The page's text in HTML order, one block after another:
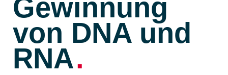
Gewinnung
von DNA und
RNA
.